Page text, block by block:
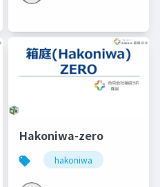
Hakoniwa-zero
hakoniwa